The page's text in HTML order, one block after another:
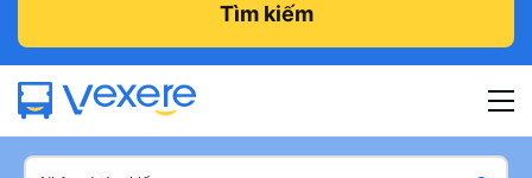
Tìm kiếm